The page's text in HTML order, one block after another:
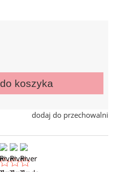
do koszyka
dodaj do przechowalni